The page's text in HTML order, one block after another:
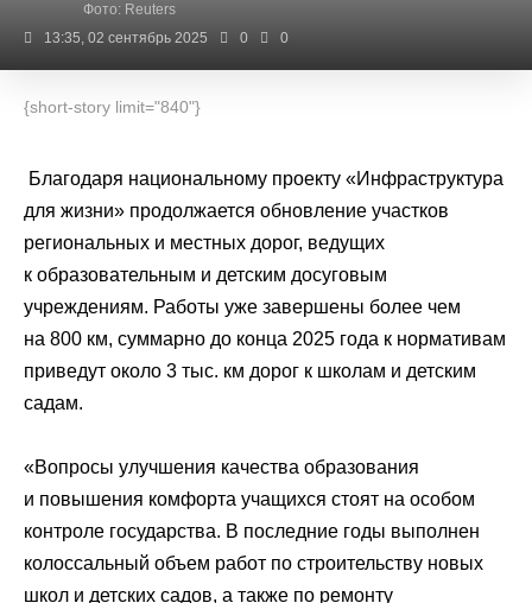
Фото: Reuters
13:35, 02 сентябрь 2025
0 0
{short-story limit="840"}
Благодаря национальному проекту «Инфраструктура
для жизни» продолжается обновление участков
региональных и местных дорог, ведущих
к образовательным и детским досуговым
учреждениям. Работы уже завершены более чем
на 800 км, суммарно до конца 2025 года к нормативам
приведут около 3 тыс. км дорог к школам и детским
садам.
«Вопросы улучшения качества образования
и повышения комфорта учащихся стоят на особом
контроле государства. В последние годы выполнен
колоссальный объем работ по строительству новых
школ и детских садов, а также по ремонту